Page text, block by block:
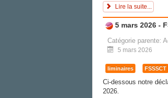
Lire la suite...
5 mars 2026 -
Catégorie parente:
5 mars 2026
liminaires FSSSCT
Ci-dessous notre
2026.